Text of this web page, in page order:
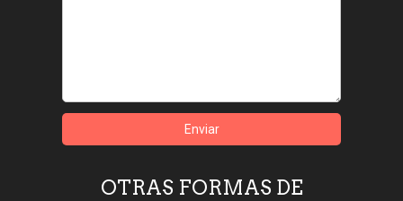
OTRAS FORMAS DE